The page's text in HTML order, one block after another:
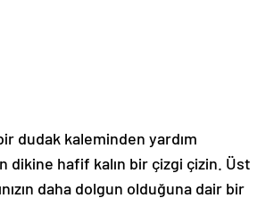
dudak kaleminden yardım
dikine hafif kalın bir çizgi çizin. Üst
daha dolgun olduğuna dair bir